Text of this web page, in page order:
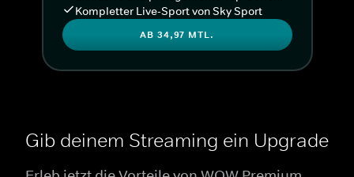
Kompletter Live-Sport von Sky Sport
AB 34,97 MTL.
Gib deinem Streaming ein Upgrade